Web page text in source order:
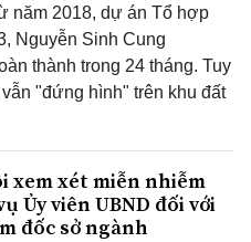
năm 2018, dự án Tổ hợp
Nguyễn Sinh Cung
thành trong 24 tháng. Tuy
"đứng hình" trên khu đất
xem xét miễn nhiễm
Ủy viên UBND đối với
đốc sở ngành